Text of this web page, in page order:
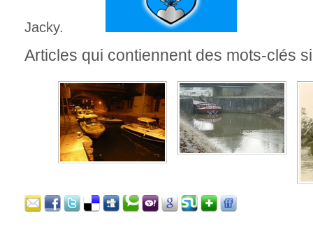
Jacky.
Articles qui contiennent des mots-clés